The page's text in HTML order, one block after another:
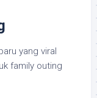
yang viral
family outing